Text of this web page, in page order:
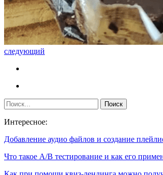
следующий
Интересное:
Добавление аудио файлов и создание
Что такое А/В тестирование и как его